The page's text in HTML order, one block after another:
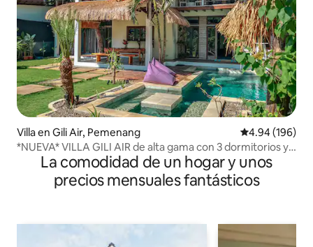
Villa en Gili Air, Pemenang Calificación
4.94 (196)
*NUEVA* VILLA GILI AIR de alta gama con 3 dormitorios y
piscina privada
La comodidad de un hogar y unos
precios mensuales fantásticos